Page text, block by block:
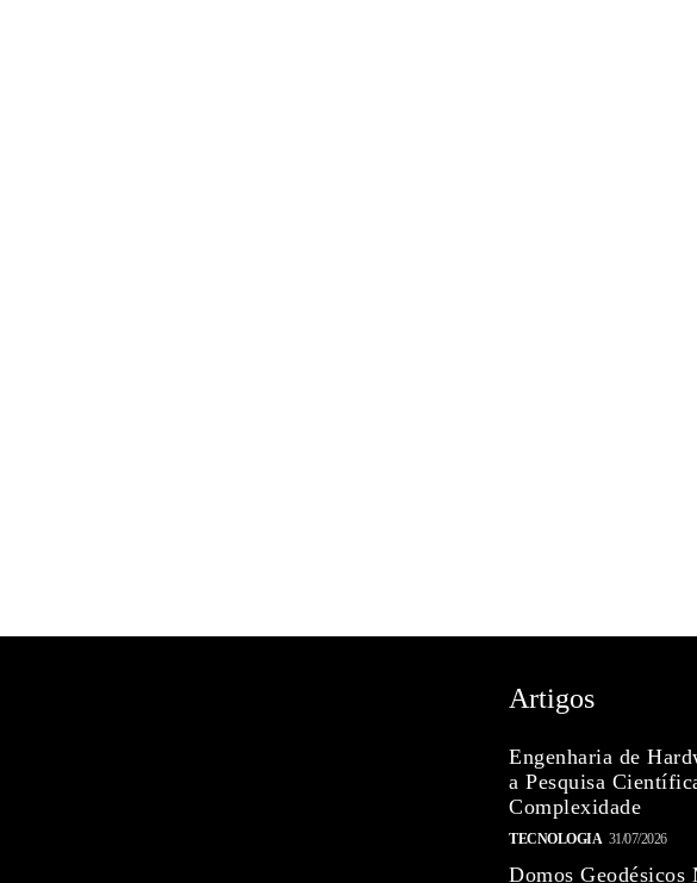
Artigos
Engenharia de
a Pesquisa
Complexidade
TECNOLOGIA 31/07/2026
Domos